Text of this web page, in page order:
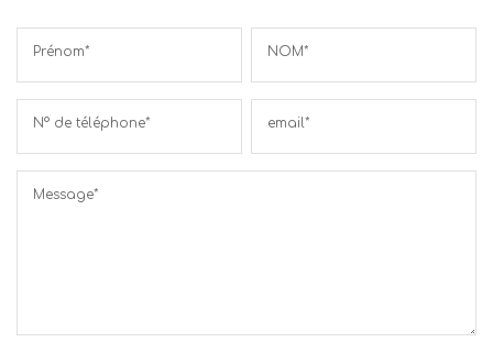
Prénom* NOM*
N° de téléphone* email*
Message*